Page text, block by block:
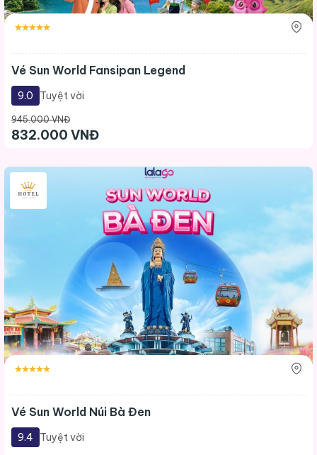
Vé Sun World Fansipan Legend
9.0 Tuyệt vời
945.000 VNĐ
832.000 VNĐ
Vé Sun World Núi Bà Đen
9.4 Tuyệt vời